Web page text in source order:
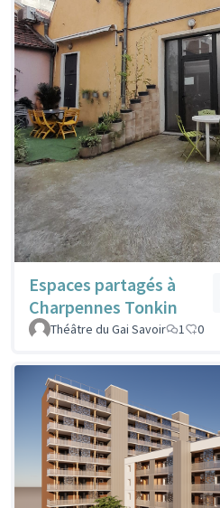
Espaces partagés à
Charpennes Tonkin
Théâtre du Gai Savoir
1 0